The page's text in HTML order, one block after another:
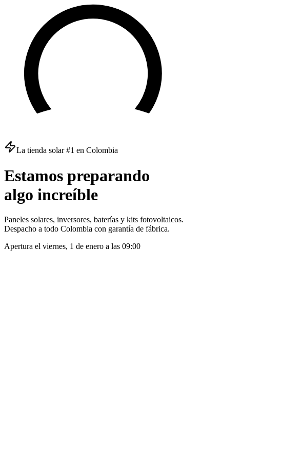
La tienda solar #1 en Colombia
Estamos preparando
algo increíble
Paneles solares, inversores, baterías y kits fotovoltaicos.
Despacho a todo Colombia con garantía de fábrica.
Apertura el viernes, 1 de enero a las 09:00